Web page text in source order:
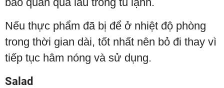
Nếu thực phẩm đã bị để ở nhiệt độ phòng
trong thời gian dài, tốt nhất nên bỏ đi thay vì
tiếp tục hâm nóng và sử dụng.
Salad